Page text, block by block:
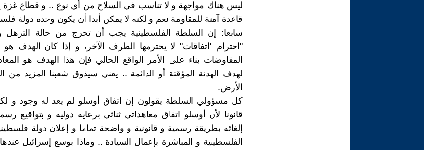
ليس هناك مواجهة و لا تناسب في السلاح من أي نوع .. و قطاع غزة
قاعدة آمنة للمقاومة نعم و لكنه لا يمكن أبدا أن يكون وحده دولة
سابعا: إن السلطة الفلسطينية يجب أن تخرج من حالة
"احترام "اتفاقات" لا يحترمها الطرف الآخر، و إذا كان الهدف
المفاوضات بناء على الأمر الواقع الحالي فإن هذا الهدف هو
لهدف الهدنة المؤقتة أو الدائمة .. يعني سيذوق شعبنا المزيد من
الأرض.
كل مسؤولي السلطة يقولون إن اتفاق أوسلو لم يعد له وجود و
قانونا لأن أوسلو اتفاق معاهداتي ثنائي برعاية دولية و بتواقيع
إلغائه بطريقة رسمية و قانونية و واضحة تماما و إعلان دولة
الفلسطينية و المباشرة بإعمال السيادة .. وماذا بوسع إسرائيل